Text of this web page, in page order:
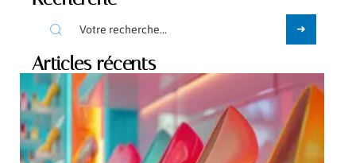
Articles récents